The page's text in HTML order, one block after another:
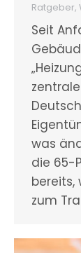
Ratgeber,
Seit
was
die 65-
bereits,
zum